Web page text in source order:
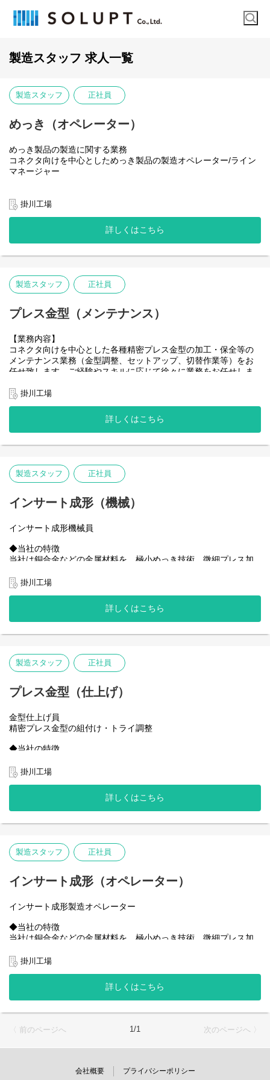
製造スタッフ 求人一覧
製造スタッフ 正社員
めっき（オペレーター）
めっき製品の製造に関する業務
コネクタ向けを中心としためっき製品の製造オペレーター/ライン
マネージャー
当社は銅合金などの金属材料を、極小めっき技術、微細プレス加
工などの高度な技術でプレスからめっき加工、成形・組立までワ
ンストップで対応しており、これを強みに業界での地位を確立し
ています。今後大きく伸長見込みの自動車CASE領域およびスマー
トフォン市場。最先端の電気・電子製品・自動車を支える高機能
部品の部材を提供し、世界での高いシェアを獲得することを目指
掛川工場
詳しくはこちら
製造スタッフ 正社員
プレス金型（メンテナンス）
【業務内容】
コネクタ向けを中心とした各種精密プレス金型の加工・保全等の
メンテナンス業務（金型調整、セットアップ、切替作業等）をお
任せ致します。ご経験やスキルに応じて徐々に業務をお任せしま
く予定です。
掛川工場
詳しくはこちら
製造スタッフ 正社員
インサート成形（機械）
インサート成形機械員
◆当社の特徴
当社は銅合金などの金属材料を、極小めっき技術、微細プレス加
ンストップで対応しており、これを強みに業界での地位を確立し
ています。今後大きく伸長見込みの自動車CASE領域およびスマー
トフォン市場。最先端の電気・電子製品・自動車を支える高機能
部品の部材を提供し、世界での高いシェアを獲得することを目指
しています。
マイクロコネクター及び自動車・産機向けコネクターの製造（イ
ンサート成形）
◆職場の雰囲気
掛川工場としてインサート成形工程の新規導入を進めており、那
職場規模の拡大を計画中。
組織として設立したばかりなので、新たな採用者の意見も取り入
新たな部門開設の為、当工場として新規事業参入の貢献が期待さ
れます
過去の経験・スキルをもとに、業務の幅を広げられる機会あり
掛川工場
詳しくはこちら
製造スタッフ 正社員
プレス金型（仕上げ）
金型仕上げ員
精密プレス金型の組付け・トライ調整
◆当社の特徴
工などの高度な技術でプレスからめっき加工、成形・組立までワ
ンストップで対応しており、これを強みに業界での地位を確立し
ています。今後大きく伸長見込みの自動車CASE領域およびスマー
トフォン市場。最先端の電気・電子製品・自動車を支える高機能
部品の部材を提供し、世界での高いシェアを獲得することを目指
しています。
◆部署の業務内容
１）プレス金型、成形金型、めっき治具の設計
作管理
３）プレス金型、成形金型の組付け・調整管理（仕上げ）
◆職場の雰囲気
２）元気な挨拶と活発な意見が飛び交いコミュニケーションが取
れた職場
◆仕事のやりがい・面白さ
自分で金型を組立て、完成形にしていくプロセスを設計者や加工
者などとコミュニケーションをとりながら進めていくことがこの
掛川工場
詳しくはこちら
製造スタッフ 正社員
インサート成形（オペレーター）
インサート成形製造オペレーター
◆当社の特徴
当社は銅合金などの金属材料を、極小めっき技術、微細プレス加
ンストップで対応しており、これを強みに業界での地位を確立し
ています。今後大きく伸長見込みの自動車CASE領域およびスマー
トフォン市場。最先端の電気・電子製品・自動車を支える高機能
部品の部材を提供し、世界での高いシェアを獲得することを目指
しています。
マイクロコネクター及び自動車・産機向けコネクターの製造（イ
掛川工場としてインサート成形工程の新規導入を進めており、那
掛川工場
詳しくはこちら
〈 前のページへ 1/1 次のページへ 〉
会社概要 プライバシーポリシー